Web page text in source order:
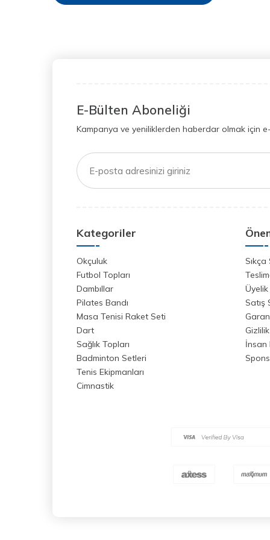
E-Bülten Aboneliği
Kampanya ve yeniliklerden haberdar olmak için
Kategoriler
Okçuluk
Futbol Topları
Dambıllar
Pilates Bandı
Masa Tenisi Raket Seti
Dart
Sağlık Topları
Badminton Setleri
Tenis Ekipmanları
Cimnastik
Satış
İnsan